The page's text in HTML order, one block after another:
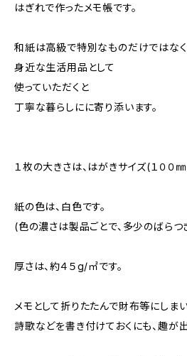
はぎれで作ったメモ帳です。
和紙は高級で特別なものだけではなく
身近な生活用品として
使っていただくと
丁寧な暮らしにに寄り添います。
１枚の大きさは、はがきサイズ(１００
紙の色は、白色です。
(色の濃さは製品ごとで、多少のばらつ
厚さは、約４５g/㎡です。
メモとして折りたたんで財布等にしまい
詩歌などを書き付けておくにも、趣が出